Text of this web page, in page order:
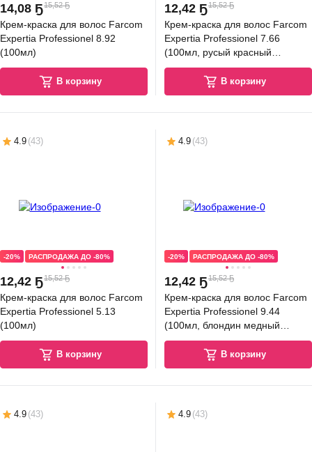
14,08 Ҕ15,52 Ҕ
Крем-краска для волос Farcom
Expertia Professionel 8.92
(100мл)
В корзину
12,42 Ҕ15,52 Ҕ
Крем-краска для волос Farcom
Expertia Professionel 7.66
(100мл, русый красный
интенсив)
В корзину
4.9 (43)
-20% РАСПРОДАЖА ДО -80%
12,42 Ҕ15,52 Ҕ
Крем-краска для волос Farcom
Expertia Professionel 5.13
(100мл)
В корзину
4.9 (43)
-20% РАСПРОДАЖА ДО -80%
12,42 Ҕ15,52 Ҕ
Крем-краска для волос Farcom
Expertia Professionel 9.44
(100мл, блондин медный
интенсив)
В корзину
4.9 (43) 4.9 (43)